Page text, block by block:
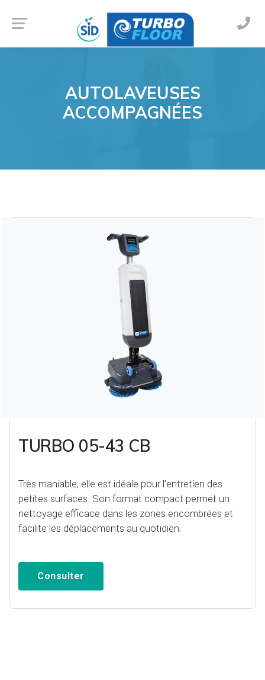
AUTOLAVEUSES
ACCOMPAGNÉES
TURBO 05-43 CB
Très maniable, elle est idéale pour l’entretien des
petites surfaces. Son format compact permet un
nettoyage efficace dans les zones encombrées et
facilite les déplacements au quotidien.
Consulter